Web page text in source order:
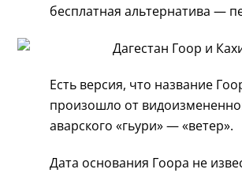
бесплатная альтернатива —
Есть версия, что название
произошло от
аварского «гьури» — «ветер».
Дата основания Гоора не